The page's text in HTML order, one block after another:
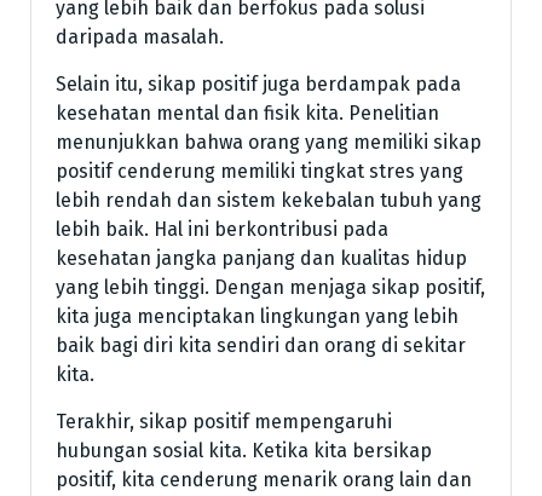
yang lebih baik dan berfokus pada solusi
daripada masalah.
Selain itu, sikap positif juga berdampak pada
kesehatan mental dan fisik kita. Penelitian
menunjukkan bahwa orang yang memiliki sikap
positif cenderung memiliki tingkat stres yang
lebih rendah dan sistem kekebalan tubuh yang
lebih baik. Hal ini berkontribusi pada
kesehatan jangka panjang dan kualitas hidup
yang lebih tinggi. Dengan menjaga sikap positif,
kita juga menciptakan lingkungan yang lebih
baik bagi diri kita sendiri dan orang di sekitar
kita.
Terakhir, sikap positif mempengaruhi
hubungan sosial kita. Ketika kita bersikap
positif, kita cenderung menarik orang lain dan